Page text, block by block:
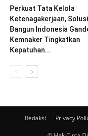
Perkuat Tata Kelola
Ketenagakerjaan, Solusi
Bangun Indonesia
Kemnaker Tingkatkan
Kepatuhan...
Redaksi Privacy